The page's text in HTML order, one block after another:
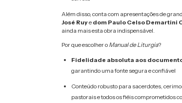
Além disso, conta com apresentações de
José Ruye dom Paulo Celso Demartini
ainda mais esta obra indispensável.
Por que escolher o Manual de Liturgia?
Fidelidade absoluta aos
garantindo uma fonte segura e confiável
Conteúdo robusto para sacerdotes,
pastorais e todos os fiéis comprometidos